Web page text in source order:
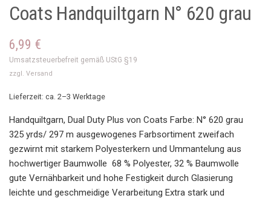
Coats Handquiltgarn N° 620 grau
6,99 €
Umsatzsteuerbefreit gemäß UStG §19
zzgl. Versand
Lieferzeit: ca. 2–3 Werktage
Handquiltgarn, Dual Duty Plus von Coats Farbe: N° 620 grau
325 yrds/ 297 m ausgewogenes Farbsortiment zweifach
gezwirnt mit starkem Polyesterkern und Ummantelung aus
hochwertiger Baumwolle 68 % Polyester, 32 % Baumwolle
gute Vernähbarkeit und hohe Festigkeit durch Glasierung
leichte und geschmeidige Verarbeitung Extra stark und